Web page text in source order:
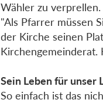
Wähler zu
"Als Pfarrer müssen
der Kirche seinen
Kirchengemeinderat.
Sein Leben für unser
So einfach ist das